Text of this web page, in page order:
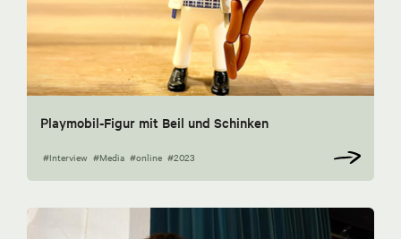
Playmobil-Figur mit Beil und Schinken
#Interview #Media #online #2023